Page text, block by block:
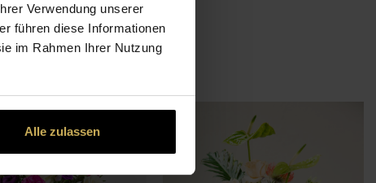
Verwendung unserer
führen diese Informationen
im Rahmen Ihrer Nutzung
Alle zulassen